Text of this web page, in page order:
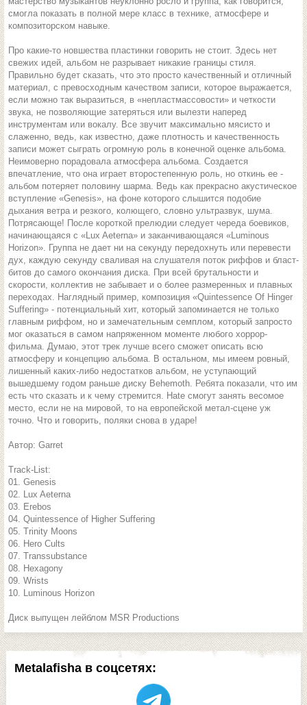
Metalafisha в соцсетях:
смогла показать в полной мере класс в технике, атмосфере и
композиторском навыке.
Про какие-то новшества пластинки говорить не стоит. Здесь нет
свежих идей, альбом не разрывает никакие границы стиля.
Правильно будет сказать, что это просто качественный и отличный
материал, с превосходным качеством записи, которое выражается,
если можно так выразиться, в «непластмассовости» и четкости
звука, не позволяющие затеряться или вылезти наперед
инструментам или вокалу. Все звучит максимально мясисто и
слаженно, ведь, как известно, даже плотность и качественность
записи может сыграть огромную роль в конечной оценке альбома.
Неимоверно порадовала атмосфера альбома. Создается
впечатление, что она играет второстепенную роль, но откинь ее -
альбом потеряет половину шарма. Ведь как прекрасно акустическое
вступление «Genesis», на фоне которого слышится подобие
дыхания ветра и резкого, колющего, словно ультразвук, шума.
Потрясающе! После короткой прелюдии следует череда боевиков,
начинающаяся с «Lux Aeterna» и заканчивающаяся «Luminous
Horizon». Группа не дает ни на секунду передохнуть или перевести
дух, каждую секунду сваливая на слушателя поток риффов и бласт-
битов до самого окончания диска. При всей брутальности и
скорости, коллектив не забывает и о более размеренных и плавных
переходах. Наглядный пример, композиция «Quintessence Of Hinger
Suffering» - потенциальный хит, который запоминается не только
главным риффом, но и замечательным семплом, который запросто
мог оказаться в самом напряженном моменте любого хоррор-
фильма. Думаю, этот трек лучше всего сможет описать всю
атмосферу и концепцию альбома. В остальном, мы имеем ровный,
лишенный каких-либо недостатков альбом, не уступающий
вышедшему годом раньше диску Behemoth. Ребята показали, что им
есть что сказать и к чему стремится. Hate смогут занять весомое
место, если не на мировой, то на европейской метал-сцене уж
точно. Что и говорить, поляки снова в ударе!
Автор: Garret
Track-List:
01. Genesis
02. Lux Aeterna
03. Erebos
04. Quintessence of Higher Suffering
05. Trinity Moons
06. Hero Cults
07. Transsubstance
08. Hexagony
09. Wrists
10. Luminous Horizon
Диск выпущен лейблом MSR Productions